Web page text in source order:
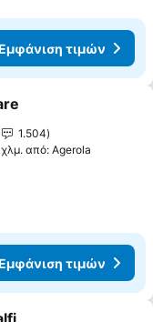
τιμών
στα αγαπημένα
1.504
από: Agerola
τιμών